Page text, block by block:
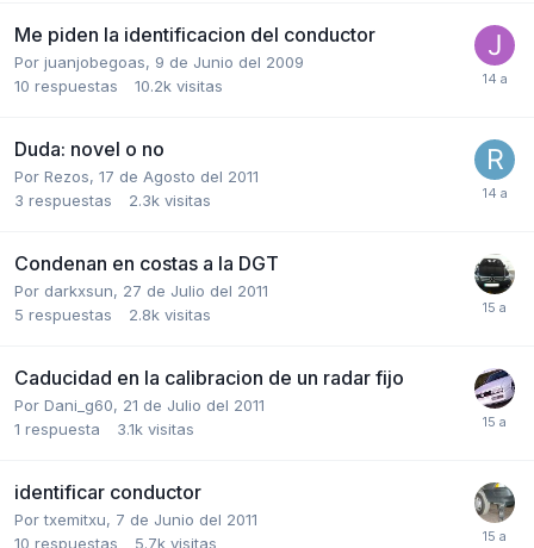
Me piden la identificacion del conductor
Por juanjobegoas, 9 de Junio del 2009
10 respuestas 10.2k visitas
Duda: novel o no
Por Rezos, 17 de Agosto del 2011
3 respuestas 2.3k visitas
Condenan en costas a la DGT
Por darkxsun, 27 de Julio del 2011
5 respuestas 2.8k visitas
Caducidad en la calibracion de un radar fijo
Por Dani_g60, 21 de Julio del 2011
1 respuesta 3.1k visitas
identificar conductor
Portxemitxu, 7 de Junio del 2011
10 respuestas 5.7k visitas